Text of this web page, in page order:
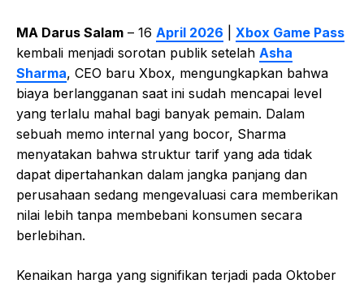
MA Darus Salam – 16 April 2026
Xbox Game Pass
kembali menjadi sorotan publik setelah Asha
Sharma, CEO baru Xbox, mengungkapkan bahwa
biaya berlangganan saat ini sudah mencapai level
yang terlalu mahal bagi banyak pemain. Dalam
sebuah memo internal yang bocor, Sharma
menyatakan bahwa struktur tarif yang ada tidak
dapat dipertahankan dalam jangka panjang dan
perusahaan sedang mengevaluasi cara memberikan
nilai lebih tanpa membebani konsumen secara
berlebihan.
Kenaikan harga yang signifikan terjadi pada Oktober